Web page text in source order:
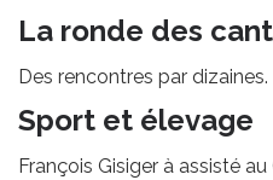
La ronde des
Des rencontres par dizaines.
Sport et élevage
François Gisiger à assisté